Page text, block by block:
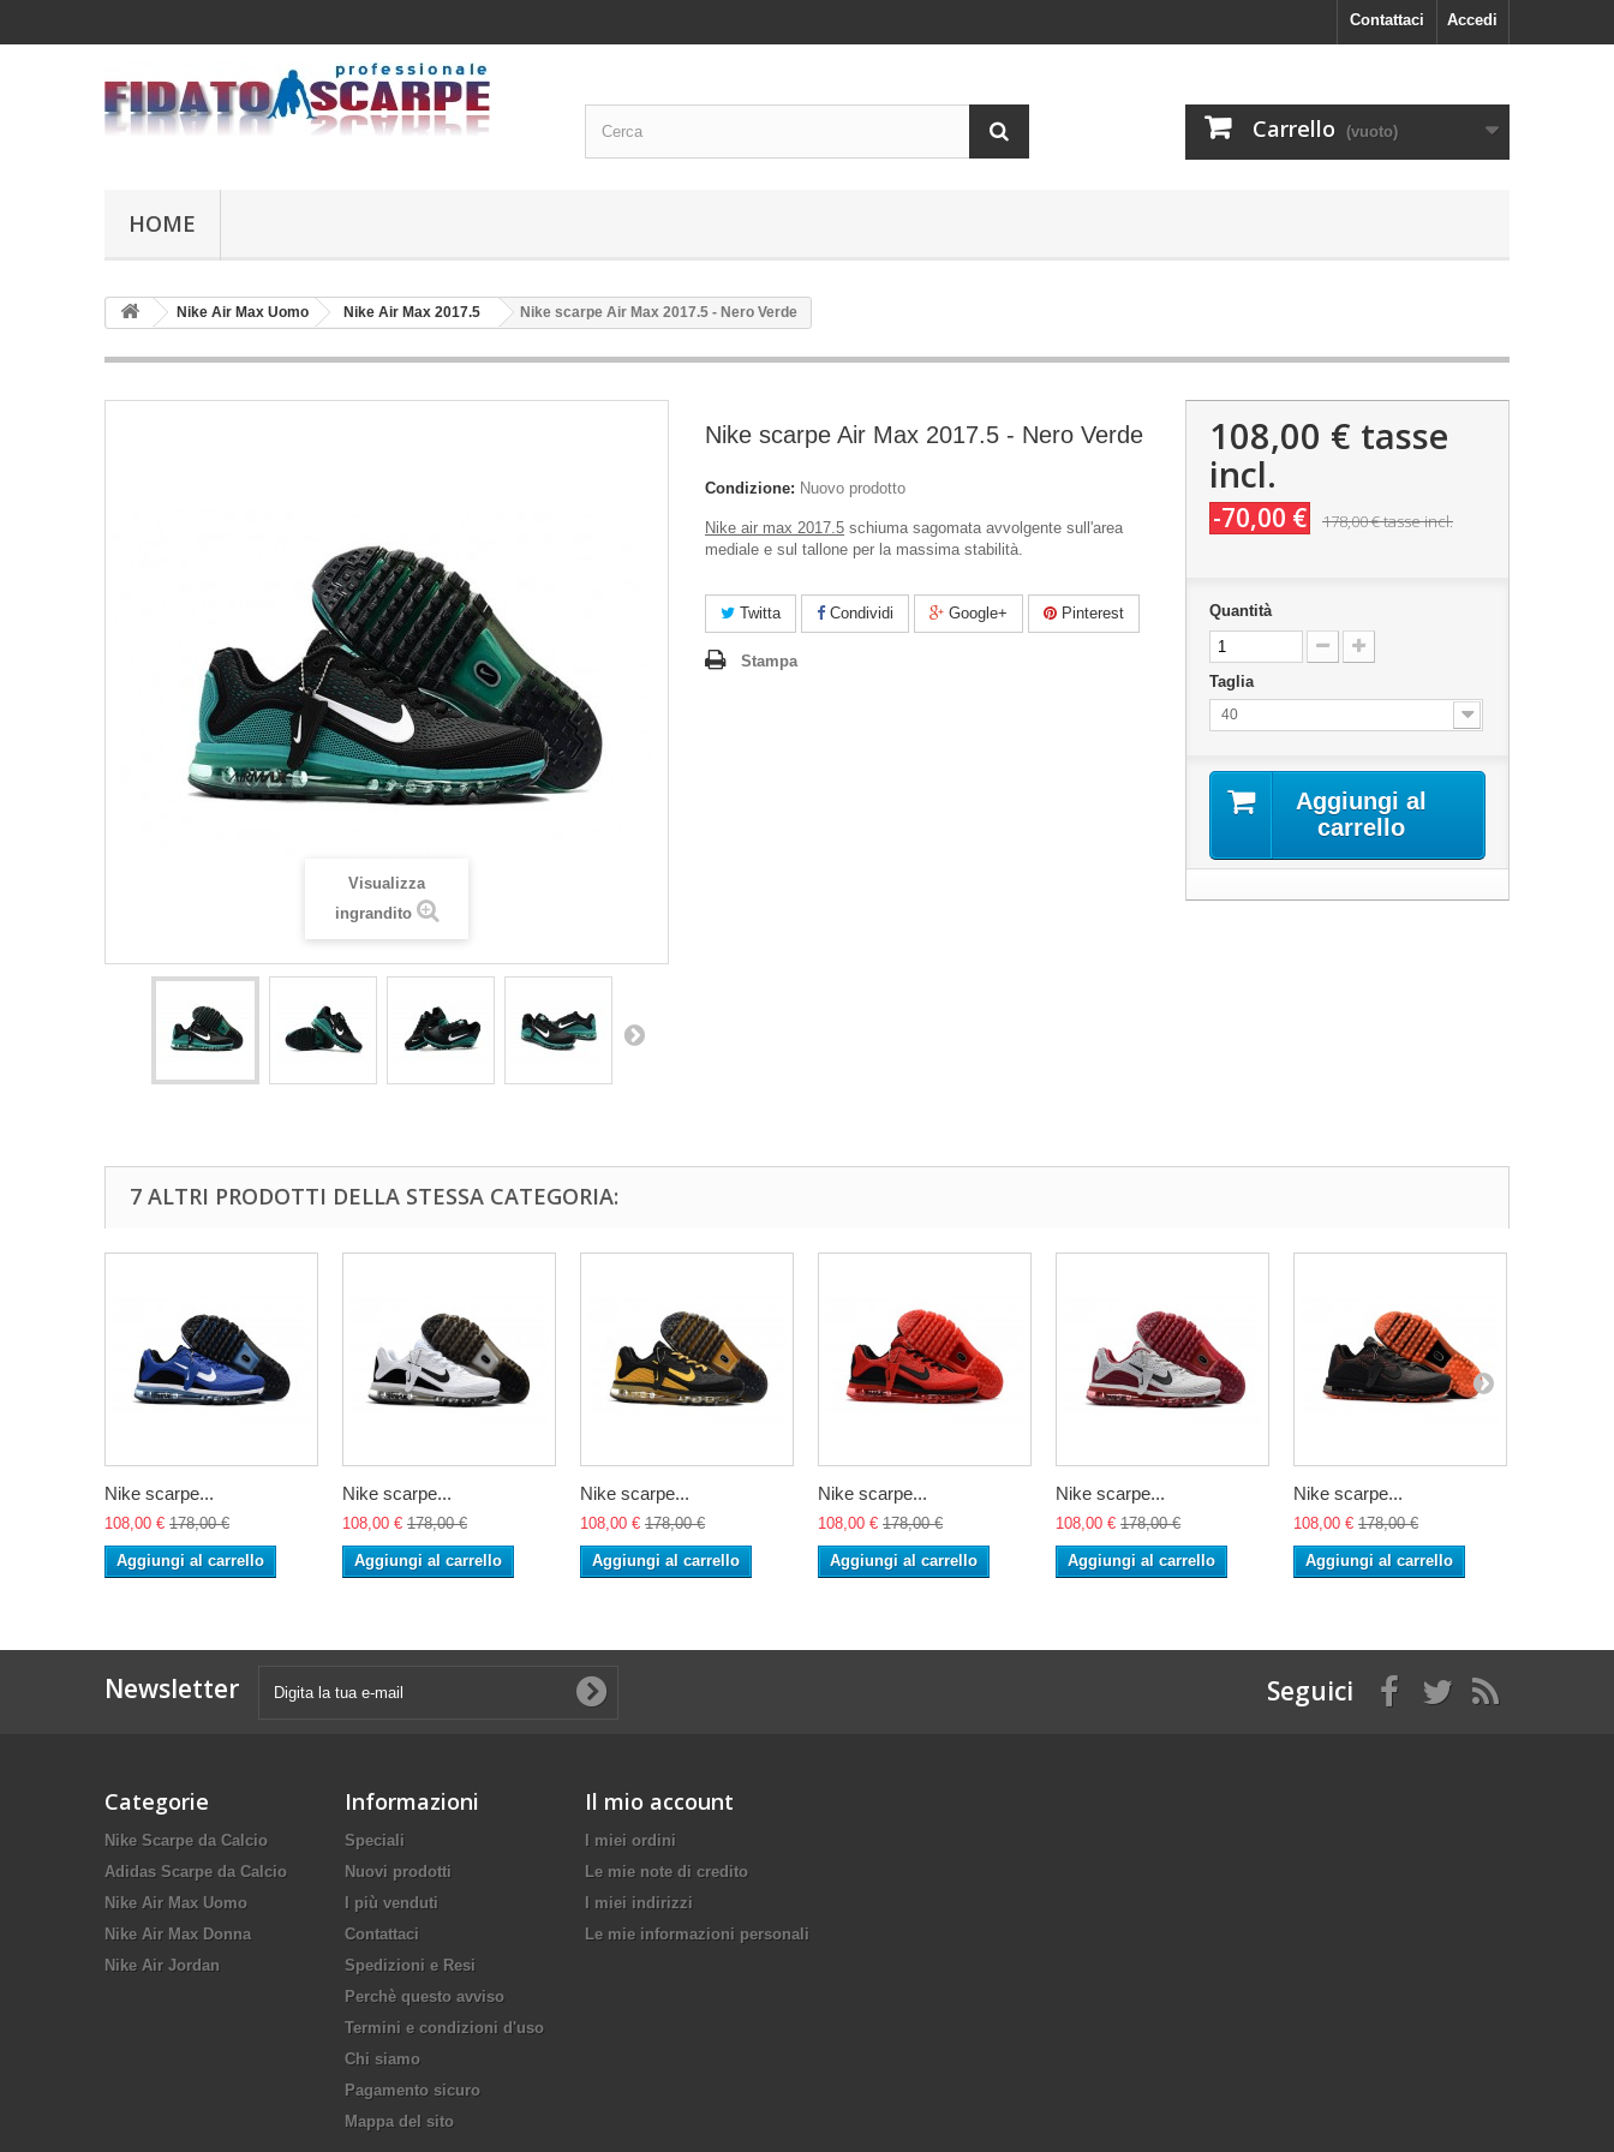
Accedi
Contattaci
Carrello (vuoto)
HOME
Nike Air Max Uomo Nike Air Max 2017.5 Nike scarpe Air Max 2017.5 - Nero Verde
Visualizza
ingrandito
Nike scarpe Air Max 2017.5 - Nero Verde
Condizione: Nuovo prodotto
Nike air max 2017.5 schiuma sagomata avvolgente sull'area
mediale e sul tallone per la massima stabilità.
Twitta Condividi Google+ Pinterest
Stampa
108,00 € tasse
incl.
-70,00 € 178,00 €tasse incl.
Quantità
Taglia
40
Aggiungi al
carrello
7 ALTRI PRODOTTI DELLA STESSA CATEGORIA:
Nike scarpe...
108,00 € 178,00 €
Aggiungi al carrello
Nike scarpe...
108,00 € 178,00 €
Aggiungi al carrello
Nike scarpe...
108,00 € 178,00 €
Aggiungi al carrello
Nike scarpe...
108,00 € 178,00 €
Aggiungi al carrello
Nike scarpe...
108,00 € 178,00 €
Aggiungi al carrello
Nike scarpe...
108,00 € 178,00 €
Aggiungi al carrello
Newsletter Seguici
Categorie
Nike Scarpe da Calcio
Adidas Scarpe da Calcio
Nike Air Max Uomo
Nike Air Max Donna
Nike Air Jordan
Informazioni
Speciali
Nuovi prodotti
I più venduti
Contattaci
Spedizioni e Resi
Perchè questo avviso
Termini e condizioni d'uso
Chi siamo
Pagamento sicuro
Mappa del sito
Il mio account
I miei ordini
Le mie note di credito
I miei indirizzi
Le mie informazioni personali